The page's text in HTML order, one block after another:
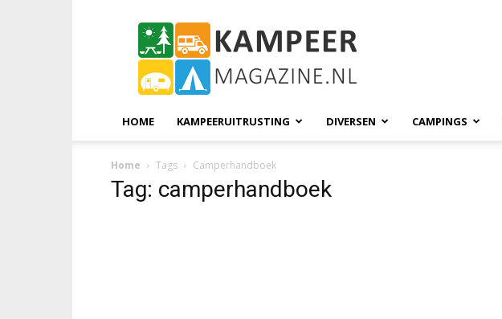
KampeerMagazine
HOME KAMPEERUITRUSTING DIVERSEN CAMPINGS
Home Tags Camperhandboek
Tag: camperhandboek